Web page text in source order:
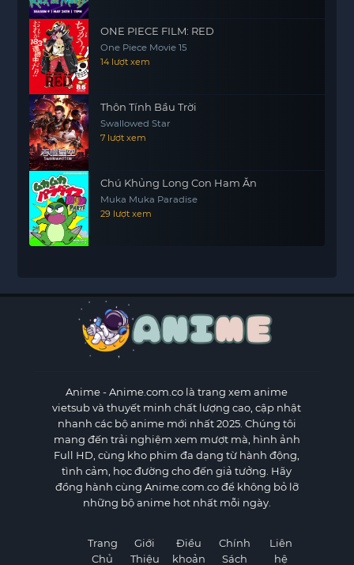
ONE PIECE FILM: RED
One Piece Movie 15
14 lượt xem
Thôn Tính Bầu Trời
Swallowed Star
7 lượt xem
Chú Khủng Long Con Ham Ăn
Muka Muka Paradise
29 lượt xem
Anime- Anime.com.co là trang xem anime
vietsub và thuyết minh chất lượng cao, cập nhật
nhanh các bộ anime mới nhất 2025. Chúng tôi
mang đến trải nghiệm xem mượt mà, hình ảnh
Full HD, cùng kho phim đa dạng từ hành động,
tình cảm, học đường cho đến giả tưởng. Hãy
đồng hành cùng Anime.com.co để không bỏ lỡ
những bộ anime hot nhất mỗi ngày.
Trang
Chủ
Giới
Thiệu
Điều
khoản
Chính
Sách
Liên
hệ